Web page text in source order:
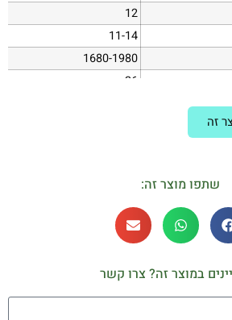
12
11-14
1680-1980
26
זה
שתפו מוצר זה:
במוצר זה? צרו קשר